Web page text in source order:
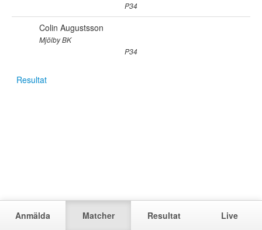
P34
Colin Augustsson
Mjölby BK
P34
Resultat
Anmälda Matcher Resultat Live